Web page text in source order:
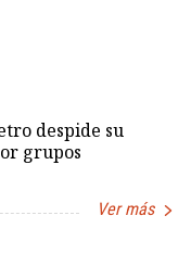
despide su
grupos
Ver más